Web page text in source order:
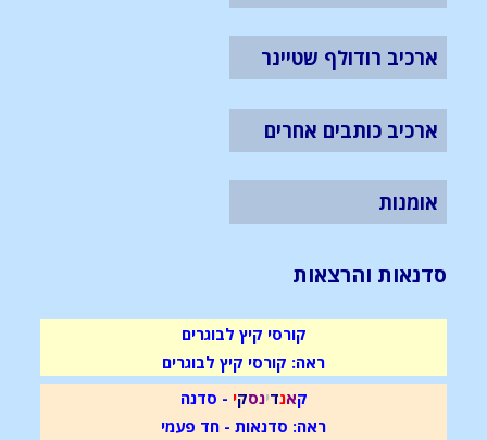
ארכיב רודולף שטיינר
ארכיב כותבים אחרים
אומנות
סדנאות והרצאות
קורסי קיץ לבוגרים
ראה: קורסי קיץ לבוגרים
קאנדינסקי - סדנה
ראה: סדנאות - חד פעמי